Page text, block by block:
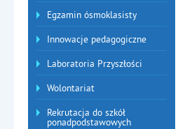
Egzamin ósmoklasisty
Innowacje pedagogiczne
Laboratoria Przyszłości
Wolontariat
Rekrutacja do szkół
ponadpodstawowych